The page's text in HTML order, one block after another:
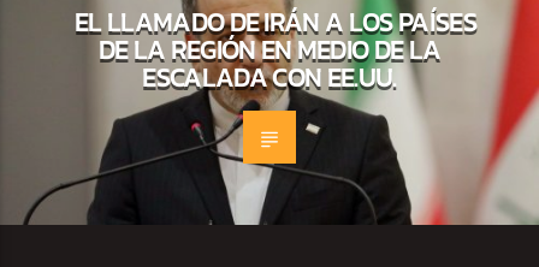
EL LLAMADO DE IRÁN A LOS PAÍSES
DE LA REGIÓN EN MEDIO DE LA
ESCALADA CON EE.UU.